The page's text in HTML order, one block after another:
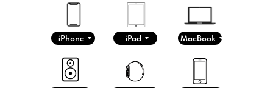
iPhone iPad MacBook